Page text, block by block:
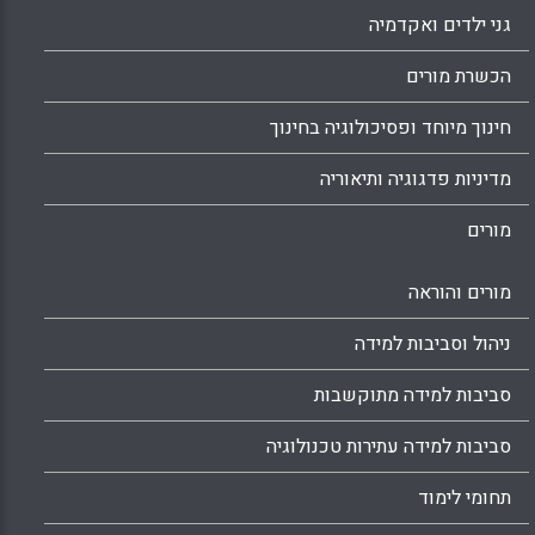
גני ילדים ואקדמיה
הכשרת מורים
חינוך מיוחד ופסיכולוגיה בחינוך
מדיניות פדגוגיה ותיאוריה
מורים
מורים והוראה
ניהול וסביבות למידה
סביבות למידה מתוקשבות
סביבות למידה עתירות טכנולוגיה
תחומי לימוד